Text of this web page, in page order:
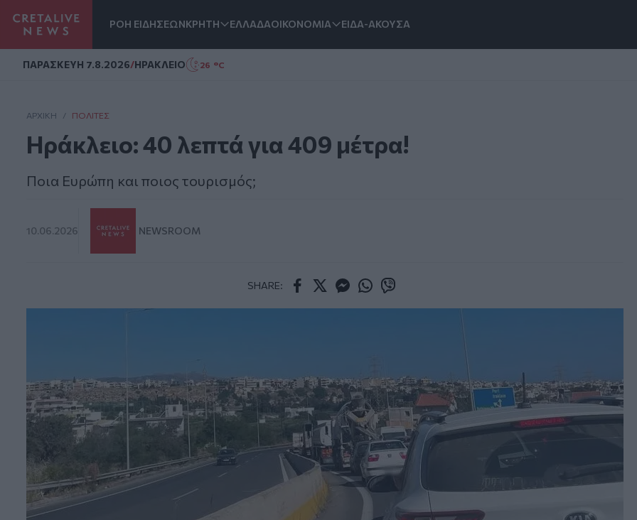
ΡΟΗ ΕΙΔΗΣΕΩΝΚΡΗΤΗ ΕΛΛΑΔΑΟΙΚΟΝΟΜΙΑ ΕΙΔΑ-ΑΚΟΥΣΑ
ΠΑΡΑΣΚΕΥΗ 7.8.2026/ΗΡΑΚΛΕΙΟ 26 °C
ΑΡΧΙΚΗ / ΠΟΛΊΤΕΣ
Ηράκλειο: 40 λεπτά για 409 μέτρα!
Ποια Ευρώπη και ποιος τουρισμός;
10.06.2026 NEWSROOM
SHARE: